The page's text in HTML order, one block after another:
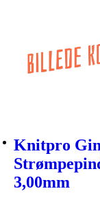
Knitpro
3,00mm